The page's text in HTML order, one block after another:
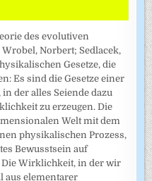
des evolutiven
Norbert; Sedlacek,
Gesetze, die
Es sind die Gesetze einer
der alles Seiende dazu
zu erzeugen. Die
Welt mit dem
physikalischen Prozess,
Bewusstsein auf
Die Wirklichkeit, in der wir
aus elementarer